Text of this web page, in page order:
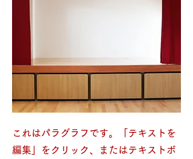
これはパラグラフです。「テキストを
編集」をクリック、またはテキストボ